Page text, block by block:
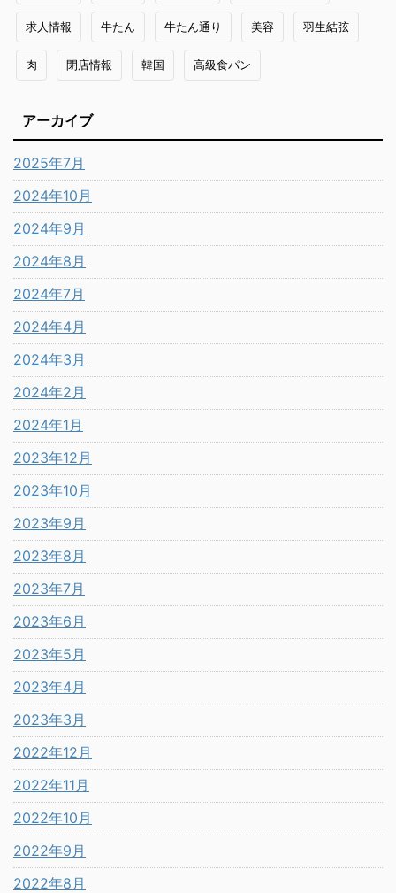
求人情報 牛たん 牛たん通り 美容 羽生結弦
肉 閉店情報 韓国 高級食パン
アーカイブ
2025年7月
2024年10月
2024年9月
2024年8月
2024年7月
2024年4月
2024年3月
2024年2月
2024年1月
2023年12月
2023年10月
2023年9月
2023年8月
2023年7月
2023年6月
2023年5月
2023年4月
2023年3月
2022年12月
2022年11月
2022年10月
2022年9月
2022年8月